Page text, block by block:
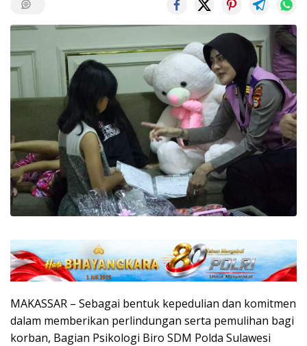
MAKASSAR – Sebagai bentuk kepedulian dan komitmen
dalam memberikan perlindungan serta pemulihan bagi
korban, Bagian Psikologi Biro SDM Polda Sulawesi